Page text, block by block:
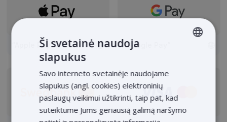
“Apple Pay” “Google Pay”
LATVIAN
ENGLISH
ESTONIAN
Ši svetainė naudoja
slapukus
Savo interneto svetainėje naudojame
slapukus (angl. cookies) elektroninių
paslaugų veikimui užtikrinti, taip pat, kad
suteiktume Jums geriausią galimą naršymo